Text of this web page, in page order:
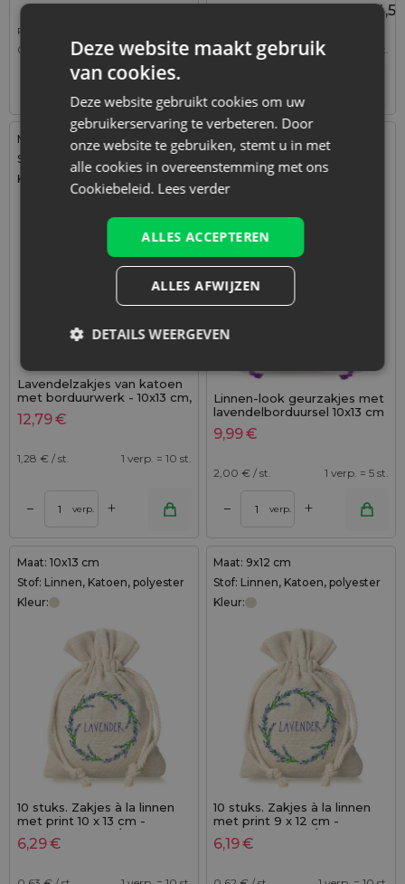
Previous lowest price was
0,58 1 verp. = 10 st.
+
0,46 € / st. 1 verp. = 10 st.
Maat: 10x13 cm
Stof: Katoen
Kleur:
Lavendelzakjes van katoen
met borduurwerk - 10x13 cm,
set van 10 - natuurlijke
charme in een stijlvol jasje
12,79€
1,28 € / st. 1 verp. = 10 st.
– verp. +
Maat: 10x13 cm
polyester
Kleur:
Linnen-look geurzakjes met
lavendelborduursel 10x13 cm
- 5 stuks - tijdloos elegant
9,99€
2,00 € / st. 1 verp. = 5 st.
– verp. +
Maat: 10x13 cm
Stof: Linnen, Katoen, polyester
Kleur:
10 stuks. Zakjes à la linnen
met print 10 x 13 cm -
natuurlijke kleur / van
lavendel
6,29€
Maat: 9x12 cm
Stof: Linnen, Katoen, polyester
Kleur:
10 stuks. Zakjes à la linnen
met print 9 x 12 cm -
natuurlijke kleur / van
lavendel
6,19€
Deze website maakt gebruik
van cookies.
Deze website gebruikt cookies om uw
gebruikerservaring te verbeteren. Door
onze website te gebruiken, stemt u in met
alle cookies in overeenstemming met ons
Cookiebeleid. Lees verder
ALLES ACCEPTEREN
ALLES AFWIJZEN
DETAILS WEERGEVEN